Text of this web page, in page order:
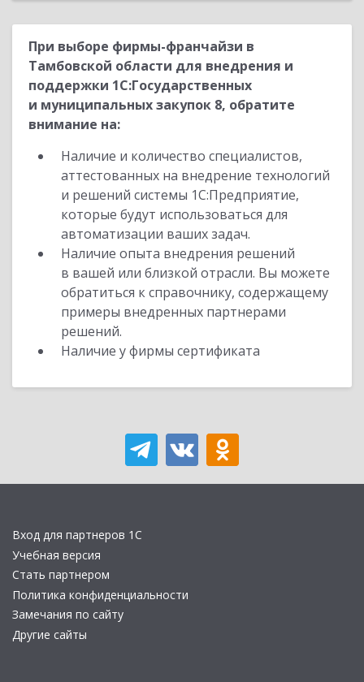
При выборе фирмы-франчайзи в
Тамбовской области для внедрения и
поддержки 1С:Государственных
и муниципальных закупок 8, обратите
внимание на:
Наличие и количество специалистов,
аттестованных на внедрение технологий
и решений системы 1С:Предприятие,
которые будут использоваться для
автоматизации ваших задач.
Наличие опыта внедрения решений
в вашей или близкой отрасли. Вы можете
обратиться к справочнику, содержащему
примеры внедренных партнерами
решений.
Наличие у фирмы сертификата
Вход для партнеров 1С
Учебная версия
Стать партнером
Политика конфиденциальности
Замечания по сайту
Другие сайты